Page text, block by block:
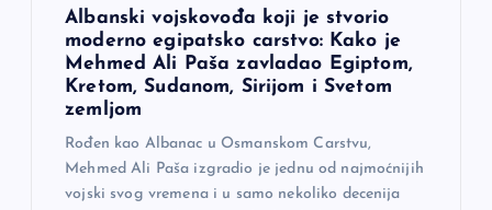
Albanski vojskovođa koji je stvorio
moderno egipatsko carstvo: Kako je
Mehmed Ali Paša zavladao Egiptom,
Kretom, Sudanom, Sirijom i Svetom
zemljom
Rođen kao Albanac u Osmanskom Carstvu,
Mehmed Ali Paša izgradio je jednu od najmoćnijih
vojski svog vremena i u samo nekoliko decenija